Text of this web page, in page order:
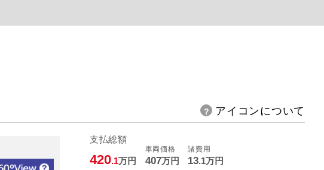
アイコンについて
支払総額
420.1万円
車両価格
407万円
諸費用
13.1万円